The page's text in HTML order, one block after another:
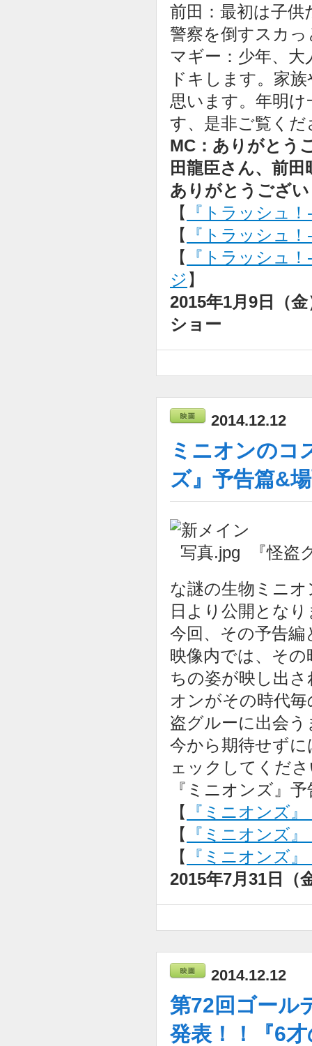
前田：最初は子
警察を倒すスカ
マギー：少年、
ドキします。家
思います。年明
す、是非ご覧くだ
MC：ありがとう
田龍臣さん、前
ありがとうござ
【
『トラッシュ
【
『トラッシュ
【
『トラッシュ
ジ 】
2015年1月9日（
ショー
2014.12.12
ミニオンのコ
ズ』予告篇&
『怪
な謎の生物ミニ
日より公開とな
今回、その予告
映像内では、そ
ちの姿が映し出
オンがその時代
盗グルーに出会
今から期待せず
ェックしてくだ
『ミニオンズ』
【
『ミニオンズ
【
『ミニオンズ
【
『ミニオンズ
2015年7月31日（
2014.12.12
第72回ゴール
発表！！『6